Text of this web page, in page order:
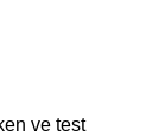
ve test